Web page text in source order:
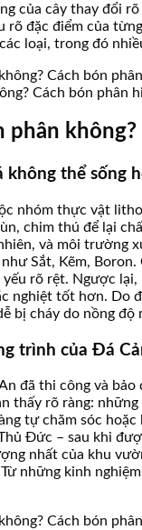
của cây thay đổi
rõ đặc điểm của
loại, trong đó
Cách bón phân
phân
không thể
nhóm thực vật
chim thú để lại
và môi trường
Sắt, Kẽm,
rõ rệt. Ngược
nghiệt tốt hơn. Do
bị cháy do nồng
trình của Đá
đã thi công và
thấy rõ ràng:
tự chăm sóc
Đức – sau khi
nhất của khu
những kinh